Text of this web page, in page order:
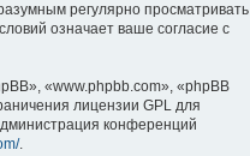
регулярно просматривать
означает ваше согласие с
«www.phpbb.com», «phpBB
лицензии GPL для
конференций
.